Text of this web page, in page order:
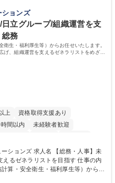
ションズ
日立グループ/組織運営を支
総務
衛生・福利厚生等）からお任せいたします。
、組織運営を支えるゼネラリストをめざせ
上
資格取得支援あり
間以内
未経験者歓迎
支給 土日祝休み 寮・社宅あり
総務・人事】未
ネラリストを目指す 仕事の内
算・安全衛生・福利厚生等）からお
教育業務へ守備範囲を広げ、組織運